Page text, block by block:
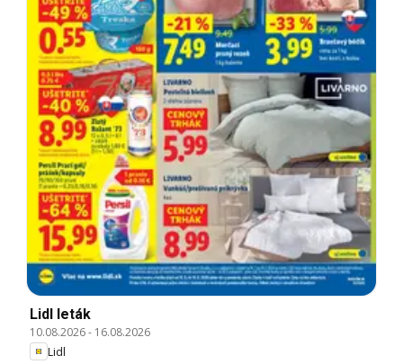
Lidl leták
10.08.2026- 16.08.2026
Lidl